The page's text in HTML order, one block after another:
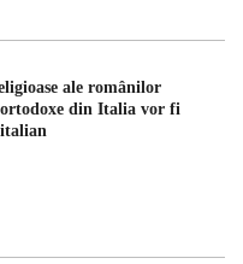
ale românilor
din Italia vor fi